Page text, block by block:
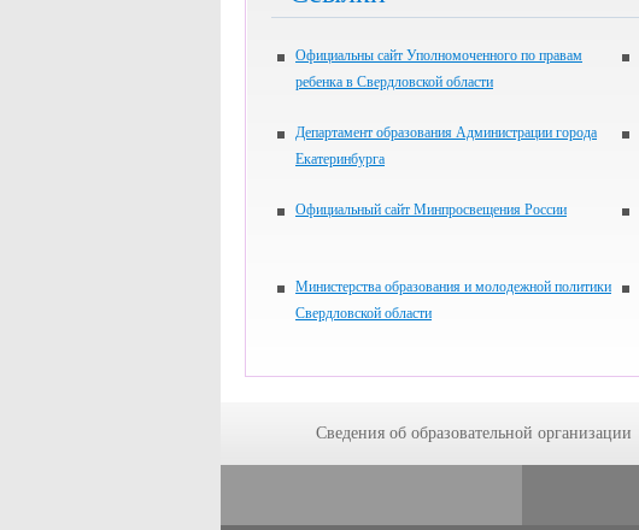
Официальны сайт Уполномоченного по правам
ребенка в Свердловской области
Департамент образования Администрации города
Екатеринбурга
Официальный сайт Минпросвещения России
Министерства образования и молодежной политики
Свердловской области
Сведения об образовательной организации